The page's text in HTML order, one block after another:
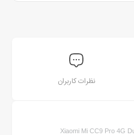
نظرات کاربران
Xiaomi Mi CC9 Pro 4G